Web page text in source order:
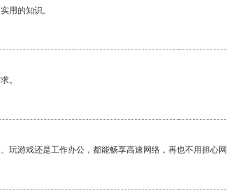
用的知识。
。
游戏还是工作办公，都能畅享高速网络，再也不用担心网